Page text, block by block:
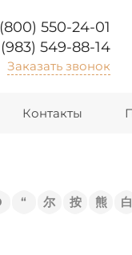
550-24-01
549-88-14
Заказать звонок
Контакты
“ 尔 按 熊 白